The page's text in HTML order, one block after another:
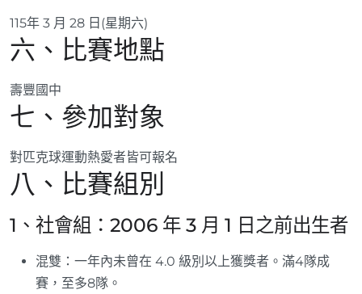
115年 3 月 28 日(星期六)
六、比賽地點
壽豐國中
七、參加對象
對匹克球運動熱愛者皆可報名
八、比賽組別
1、社會組：2006 年 3 月 1 日之前出生者
混雙：一年內未曾在 4.0 級別以上獲獎者。滿4隊成
賽，至多8隊。